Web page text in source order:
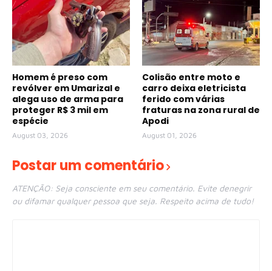
Homem é preso com
revólver em Umarizal e
alega uso de arma para
proteger R$ 3 mil em
espécie
August 03, 2026
Colisão entre moto e
carro deixa eletricista
ferido com várias
fraturas na zona rural de
Apodi
August 01, 2026
Postar um comentário
ATENÇÃO: Seja consciente em seu comentário. Evite denegrir
ou difamar qualquer pessoa que seja. Respeito acima de tudo!